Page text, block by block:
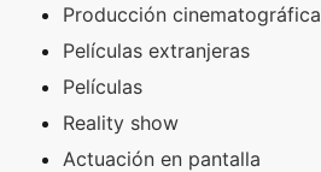
Producción cinematográfica
Películas extranjeras
Películas
Reality show
Actuación en pantalla